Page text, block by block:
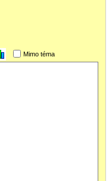
Mimo téma